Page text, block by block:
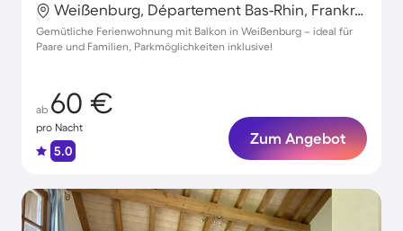
Weißenburg, Département Bas-Rhin, Frankreich
Gemütliche Ferienwohnung mit Balkon in Weißenburg – ideal für
Paare und Familien, Parkmöglichkeiten inklusive!
ab 60 €
pro Nacht
5.0
Zum Angebot